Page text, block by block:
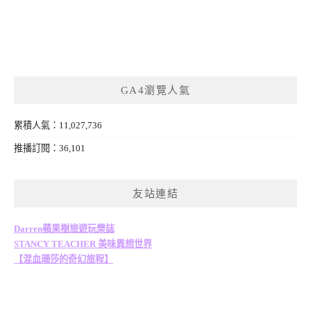
GA4瀏覽人氣
累積人氣：11,027,736
推播訂閱：36,101
友站連結
Darren蘋果樹旅遊玩樂誌
STANCY TEACHER 美味異想世界
【混血珊莎的奇幻旅程】